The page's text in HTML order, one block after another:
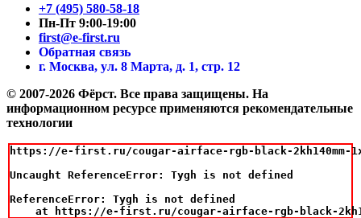
+7 (495) 580-58-18
Пн-Пт 9:00-19:00
first@e-first.ru
Обратная связь
г. Москва, ул. 8 Марта, д. 1, стр. 12
© 2007-2026 Фёрст. Все права защищены. На
информационном ресурсе применяются рекомендательные
технологии
https://e-first.ru/cougar-airface-rgb-black-2kh140mm-
Uncaught ReferenceError: Tygh is not defined
ReferenceError: Tygh is not defined
at https://e-first.ru/cougar-airface-rgb-black-